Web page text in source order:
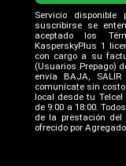
Servicio
suscribirse se
aceptado los
KasperskyPlus 1
con cargo a su
(Usuarios Prepago)
envía BAJA,
comunícate sin
local desde tu Telcel
de 9:00 a 18:00.
de la prestación del
ofrecido por